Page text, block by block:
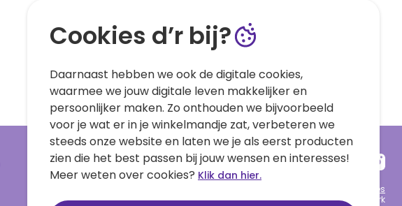
Cookies
© 1999 - 2025 Hallmark
Cookies d’r bij?
Daarnaast hebben we ook de digitale cookies,
waarmee we jouw digitale leven makkelijker en
persoonlijker maken. Zo onthouden we bijvoorbeeld
voor je wat er in je winkelmandje zat, verbeteren we
steeds onze website en laten we je als eerst producten
zien die het best passen bij jouw wensen en interesses!
Meer weten over cookies? Klik dan hier.